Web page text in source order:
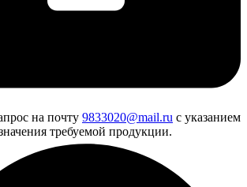
на почту 9833020@mail.ru с указанием
требуемой продукции.